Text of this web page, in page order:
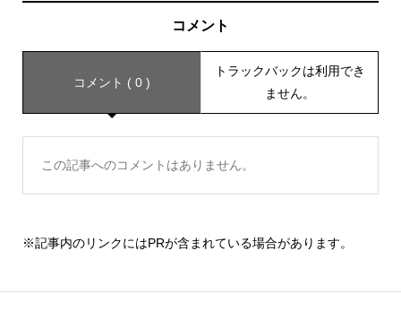
コメント
コメント ( 0 )
トラックバックは利用でき
ません。
この記事へのコメントはありません。
※記事内のリンクにはPRが含まれている場合があります。